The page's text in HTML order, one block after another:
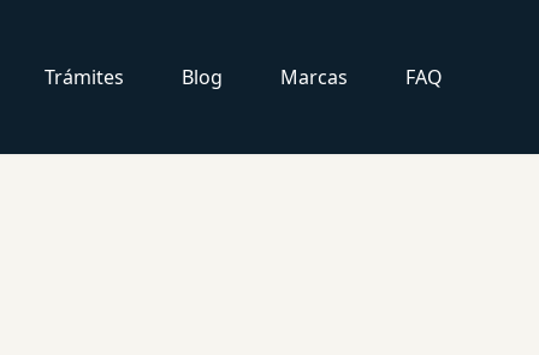
Trámites Blog Marcas FAQ